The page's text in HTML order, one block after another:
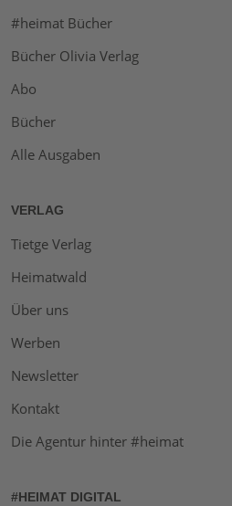
#heimat Bücher
Bücher Olivia Verlag
Abo
Bücher
Alle Ausgaben
VERLAG
Tietge Verlag
Heimatwald
Über uns
Werben
Newsletter
Kontakt
Die Agentur hinter #heimat
#HEIMAT DIGITAL